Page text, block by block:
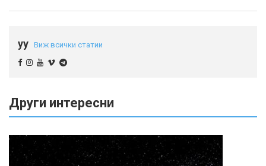
yy Виж всички статии
Други интересни